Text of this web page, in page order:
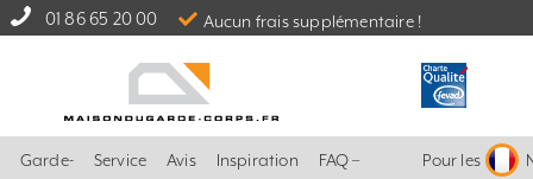
01 86 65 20 00 Aucun frais supplémentaire !
Garde- Service Avis Inspiration FAQ – Pour les